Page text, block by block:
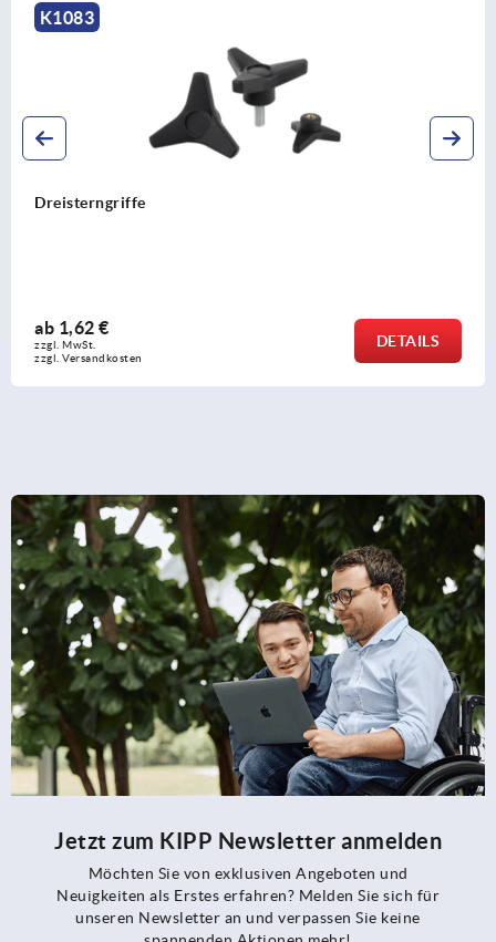
zzgl. MwSt.
zzgl. Versandkosten
Jetzt zum KIPP Newsletter anmelden
Möchten Sie von exklusiven Angeboten und
Neuigkeiten als Erstes erfahren? Melden Sie sich für
unseren Newsletter an und verpassen Sie keine